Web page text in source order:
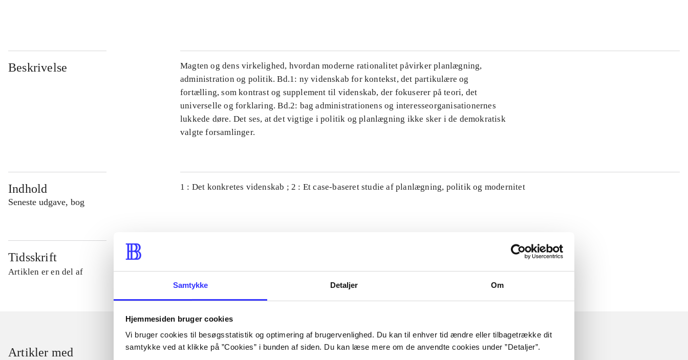
Samtykke Detaljer Om
Hjemmesiden bruger cookies
Vi bruger cookies til besøgsstatistik og optimering af brugervenlighed. Du kan til enhver tid ændre eller tilbagetrække dit
samtykke ved at klikke på ”Cookies” i bunden af siden. Du kan læse mere om de anvendte cookies under ”Detaljer”.
Beskrivelse
Magten og dens virkelighed, hvordan moderne rationalitet påvirker planlægning,
administration og politik. Bd.1: ny videnskab for kontekst, det partikulære og
fortælling, som kontrast og supplement til videnskab, der fokuserer på teori, det
universelle og forklaring. Bd.2: bag administrationens og interesseorganisationernes
lukkede døre. Det ses, at det vigtige i politik og planlægning ikke sker i de demokratisk
valgte forsamlinger.
Indhold
Seneste udgave, bog
1 : Det konkretes videnskab ; 2 : Et case-baseret studie af planlægning, politik og modernitet
Tidsskrift
Artiklen er en del af
Artikler med